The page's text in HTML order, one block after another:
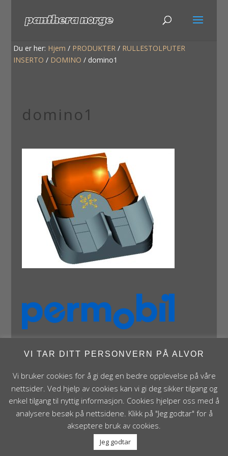
Du er her: Hjem / PRODUKTER / RULLESTOLPUTER
INSERTO / DOMINO / domino1
domino1
Panthera Norge AS • Røykenveien 142A • NO - 1386
Asker • Norge • post@panthera.no • Tlf: 90 24 55 55 •
Org.nr. NO 995 824 841 MVA Foretaksregisteret
VI TAR DITT PERSONVERN PÅ ALVOR
Vi bruker cookies for å gi deg en bedre opplevelse på våre
nettsider. Ved hjelp av cookies kan vi gi deg sikker tilgang og
enkel tilgang til nyttig informasjon. Cookies hjelper oss med å
analysere besøk på nettsidene. Klikk på "Jeg godtar" for å
akseptere bruk av cookies.
Jeg godtar